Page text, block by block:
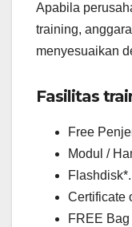
Apabila
training,
menyesuaikan
Fasilitas
Free
Modul /
Flashdisk*.
Certificate
FREE